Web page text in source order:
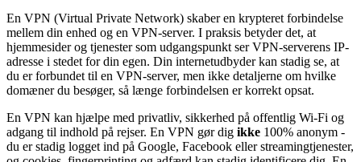
En VPN (Virtual Private Network) skaber en krypteret forbindelse
mellem din enhed og en VPN-server. I praksis betyder det, at
hjemmesider og tjenester som udgangspunkt ser VPN-serverens IP-
adresse i stedet for din egen. Din internetudbyder kan stadig se, at
du er forbundet til en VPN-server, men ikke detaljerne om hvilke
domæner du besøger, så længe forbindelsen er korrekt opsat.
En VPN kan hjælpe med privatliv, sikkerhed på offentlig Wi-Fi og
adgang til indhold på rejser. En VPN gør dig ikke 100% anonym -
du er stadig logget ind på Google, Facebook eller streamingtjenester,